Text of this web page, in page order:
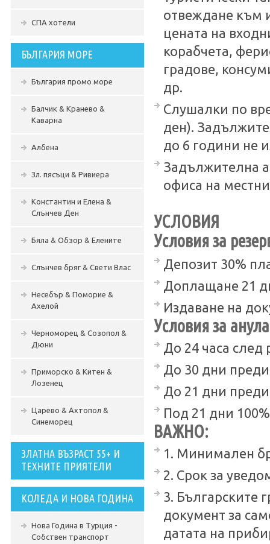
СПА хотели
БЪЛГАРИЯ МОРЕ
България промо море
Балчик & Кранево &
Каварна
Албена
Зл. пясъци & Ривиера
Константин и Елена &
Слънчев Ден
Бяла & Обзор & Елените
Слънчев бряг & Свети Влас
Несебър & Поморие &
Ахелой
Черноморец & Созопол &
Дюни
Приморско & Китен &
Лозенец
Царево & Ахтопол &
Синеморец
ЗЛАТНА ВЪЗРАСТ 55+ И
ТЕХНИТЕ ПРИЯТЕЛИ
КОЛЕДА И НОВА ГОДИНА
Нова Година в Турция -
Собствен транспорт
отвеждане към
цената на
корабчета,
градове,
др.
Слушалки по
ден).
до 6 години не
Задължителна
офиса на
УСЛОВИЯ
Условия за
Депозит 30%
Доплащане 21
Издаване на
Условия за
До 24 часа след
До 30 дни преди
До 21 дни преди
Под 21 дни
ВАЖНО:
1. Минимален
2. Срок за
3. Българските
документ за
датата на